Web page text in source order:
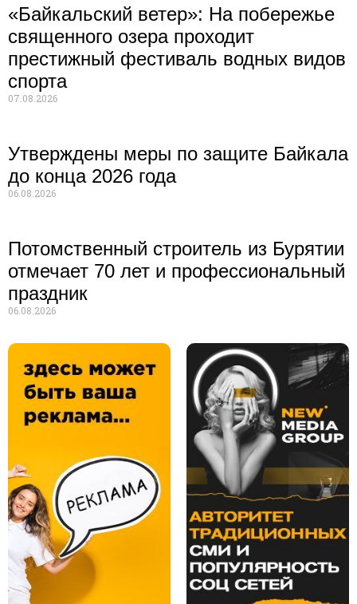
«Байкальский ветер»: На побережье
священного озера проходит
престижный фестиваль водных видов
спорта
07.08.2026
Утверждены меры по защите Байкала
до конца 2026 года
06.08.2026
Потомственный строитель из Бурятии
отмечает 70 лет и профессиональный
праздник
06.08.2026